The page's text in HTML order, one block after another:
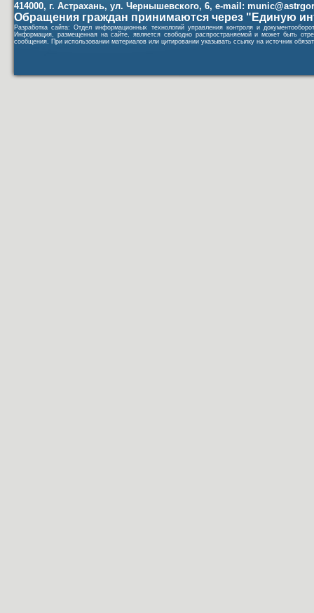
414000, г. Астрахань, ул. Чернышевского, 6, e-mail:
Обращения граждан принимаются через "Единую
Разработка сайта: Отдел информационных технологий управления контроля и
Информация, размещенная на сайте, является свободно распространяемой и может быть
сообщения. При использовании материалов или цитировании указывать ссылку на источник